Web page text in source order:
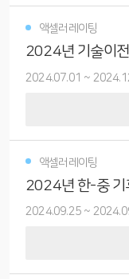
액셀러레이팅
2024년 기술이
2024.07.01 ~
액셀러레이팅
2024년 한-중 기
2024.09.25 ~